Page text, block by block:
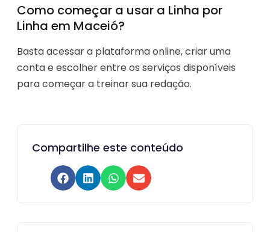
Como começar a usar a Linha por
Linha em Maceió?
Basta acessar a plataforma online, criar uma
conta e escolher entre os serviços disponíveis
para começar a treinar sua redação.
Compartilhe este conteúdo